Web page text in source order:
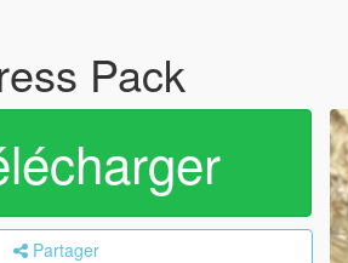
Pack
Partager